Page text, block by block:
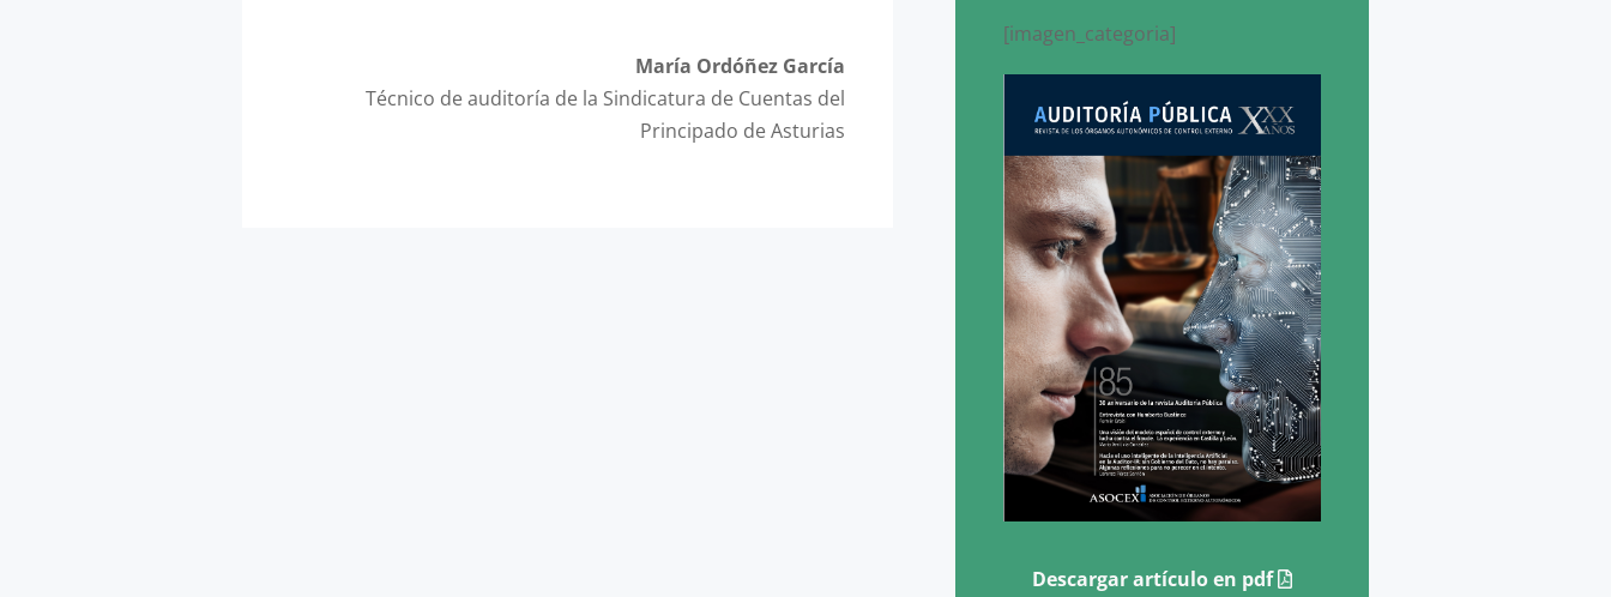
María Ordóñez García
Técnico de auditoría de la Sindicatura de Cuentas del
Principado de Asturias
[imagen_categoria]
Descargar artículo en pdf